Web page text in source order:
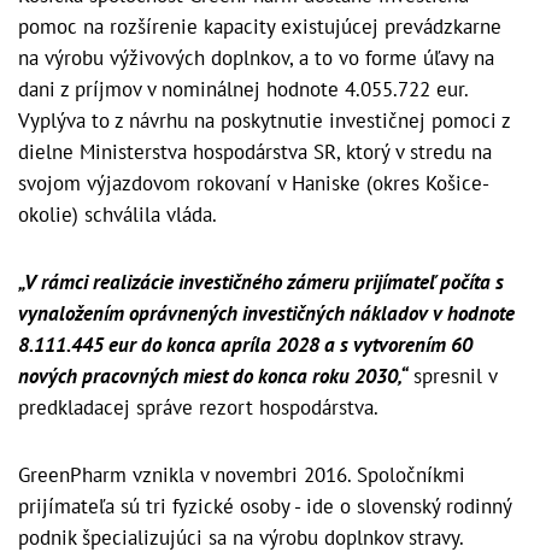
pomoc na rozšírenie kapacity existujúcej prevádzkarne
na výrobu výživových doplnkov, a to vo forme úľavy na
dani z príjmov v nominálnej hodnote 4.055.722 eur.
Vyplýva to z návrhu na poskytnutie investičnej pomoci z
dielne Ministerstva hospodárstva SR, ktorý v stredu na
svojom výjazdovom rokovaní v Haniske (okres Košice-
okolie) schválila vláda.
„V rámci realizácie investičného zámeru prijímateľ počíta s
vynaložením oprávnených investičných nákladov v hodnote
8.111.445 eur do konca apríla 2028 a s vytvorením 60
nových pracovných miest do konca roku 2030,“spresnil v
predkladacej správe rezort hospodárstva.
GreenPharm vznikla v novembri 2016. Spoločníkmi
prijímateľa sú tri fyzické osoby - ide o slovenský rodinný
podnik špecializujúci sa na výrobu doplnkov stravy.